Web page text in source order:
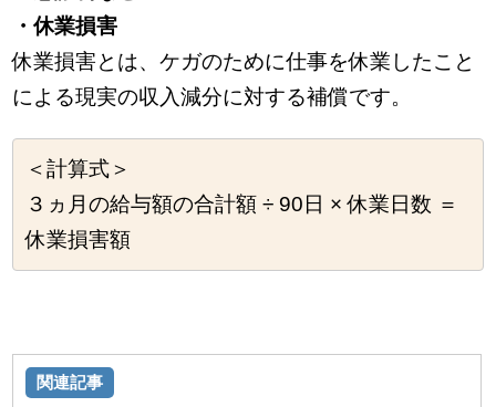
・休業損害
休業損害とは、ケガのために仕事を休業したこと
による現実の収入減分に対する補償です。
＜計算式＞
３ヵ月の給与額の合計額 ÷ 90日 × 休業日数 ＝
休業損害額